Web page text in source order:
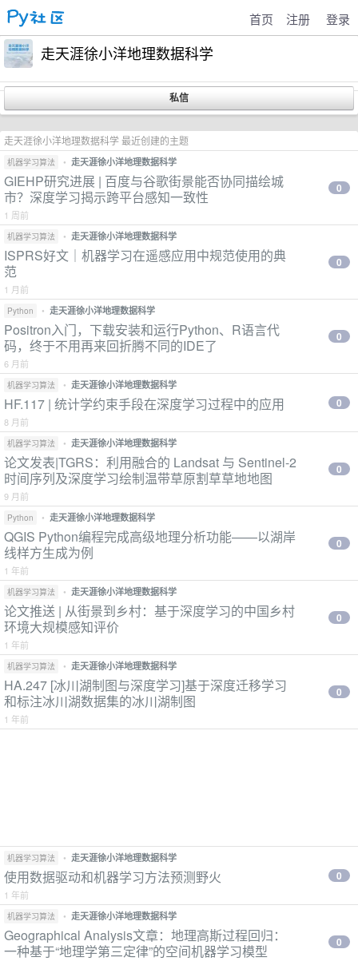
首页 注册 登录
走天涯徐小洋地理数据科学
走天涯徐小洋地理数据科学 最近创建的主题
机器学习算法 • 走天涯徐小洋地理数据科学
GIEHP研究进展 | 百度与谷歌街景能否协同描绘城
市？深度学习揭示跨平台感知一致性
1 周前
0
机器学习算法 • 走天涯徐小洋地理数据科学
ISPRS好文｜机器学习在遥感应用中规范使用的典
范
1 月前
0
Python • 走天涯徐小洋地理数据科学
Positron入门，下载安装和运行Python、R语言代
码，终于不用再来回折腾不同的IDE了
6 月前
0
机器学习算法 • 走天涯徐小洋地理数据科学
HF.117 | 统计学约束手段在深度学习过程中的应用
8 月前
0
机器学习算法 • 走天涯徐小洋地理数据科学
论文发表|TGRS：利用融合的 Landsat 与 Sentinel-2
时间序列及深度学习绘制温带草原割草草地地图
9 月前
0
Python • 走天涯徐小洋地理数据科学
QGIS Python编程完成高级地理分析功能——以湖岸
线样方生成为例
1 年前
0
机器学习算法 • 走天涯徐小洋地理数据科学
论文推送 | 从街景到乡村：基于深度学习的中国乡村
环境大规模感知评价
1 年前
0
机器学习算法 • 走天涯徐小洋地理数据科学
HA.247 [冰川湖制图与深度学习]基于深度迁移学习
和标注冰川湖数据集的冰川湖制图
1 年前
0
机器学习算法 • 走天涯徐小洋地理数据科学
使用数据驱动和机器学习方法预测野火
1 年前
0
机器学习算法 • 走天涯徐小洋地理数据科学
Geographical Analysis文章：地理高斯过程回归：
一种基于“地理学第三定律”的空间机器学习模型
0